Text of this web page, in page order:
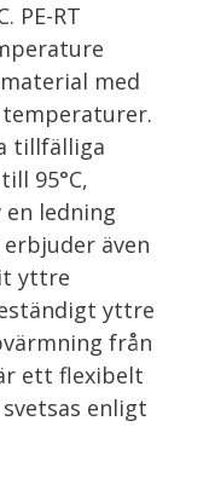
PE-RT
med
tillfälliga
95°C,
en ledning
även
yttre
yttre
från
ett flexibelt
enligt